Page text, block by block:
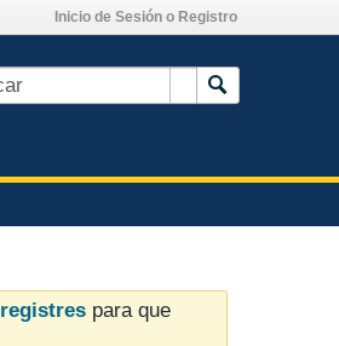
Inicio de Sesión o Registro
registres para que